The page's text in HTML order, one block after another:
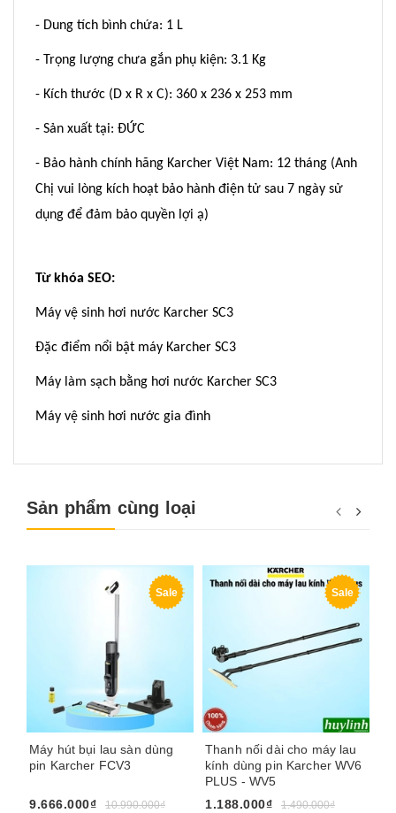
- Dung tích bình chứa: 1 L
- Trọng lượng chưa gắn phụ kiện: 3.1 Kg
- Kích thước (D x R x C): 360 x 236 x 253 mm
- Sản xuất tại: ĐỨC
- Bảo hành chính hãng Karcher Việt Nam: 12 tháng (Anh
Chị vui lòng kích hoạt bảo hành điện tử sau 7 ngày sử
dụng để đảm bảo quyền lợi ạ)
Từ khóa SEO:
Máy vệ sinh hơi nước Karcher SC3
Đặc điểm nổi bật máy Karcher SC3
Máy làm sạch bằng hơi nước Karcher SC3
Máy vệ sinh hơi nước gia đình
Sản phẩm cùng loại
Sale
Máy hút bụi lau sàn dùng
pin Karcher FCV3
9.666.000₫ 10.990.000₫
Sale
Thanh nối dài cho máy lau
kính dùng pin Karcher WV6
PLUS - WV5
1.188.000₫
1.490.000₫